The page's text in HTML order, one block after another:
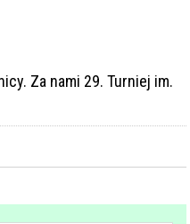
Za nami 29. Turniej im.